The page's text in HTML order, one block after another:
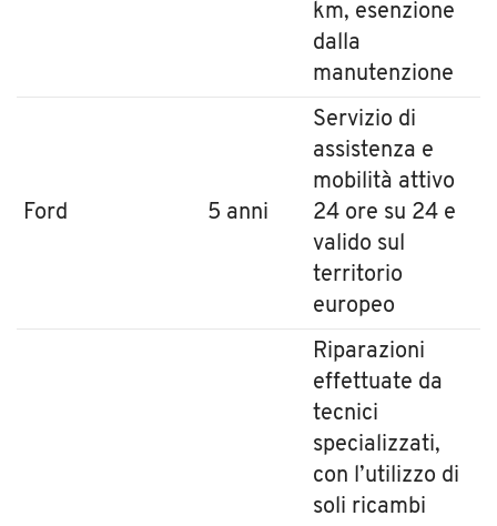
km, esenzione
dalla
manutenzione
Ford 5 anni
Servizio di
assistenza e
mobilità attivo
24 ore su 24 e
valido sul
territorio
europeo
Riparazioni
effettuate da
tecnici
specializzati,
con l’utilizzo di
soli ricambi